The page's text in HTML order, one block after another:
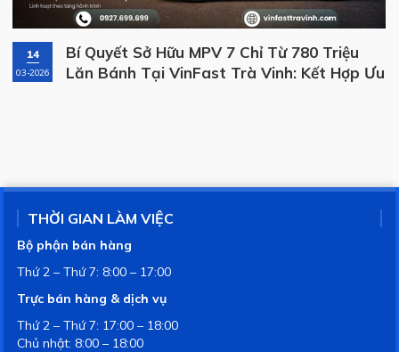
14
03-2026
Bí Quyết Sở Hữu MPV 7 Chỉ Từ 780 Triệu
Lăn Bánh Tại VinFast Trà Vinh: Kết Hợp Ưu
THỜI GIAN LÀM VIỆC
Bộ phận bán hàng
Thứ 2 – Thứ 7: 8:00 – 17:00
Trực bán hàng & dịch vụ
Thứ 2 – Thứ 7: 17:00 – 18:00
Chủ nhật: 8:00 – 18:00